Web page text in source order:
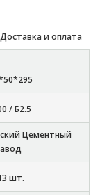
Доставка и оплата
/ Б2.5
Цементный
шт.